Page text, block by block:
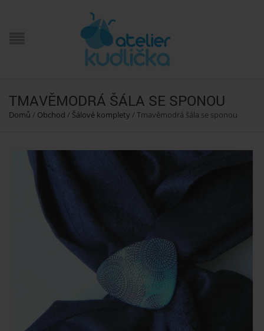
TMAVĚMODRÁ ŠÁLA SE SPONOU
Domů / Obchod / Šálové komplety / Tmavěmodrá šála se sponou